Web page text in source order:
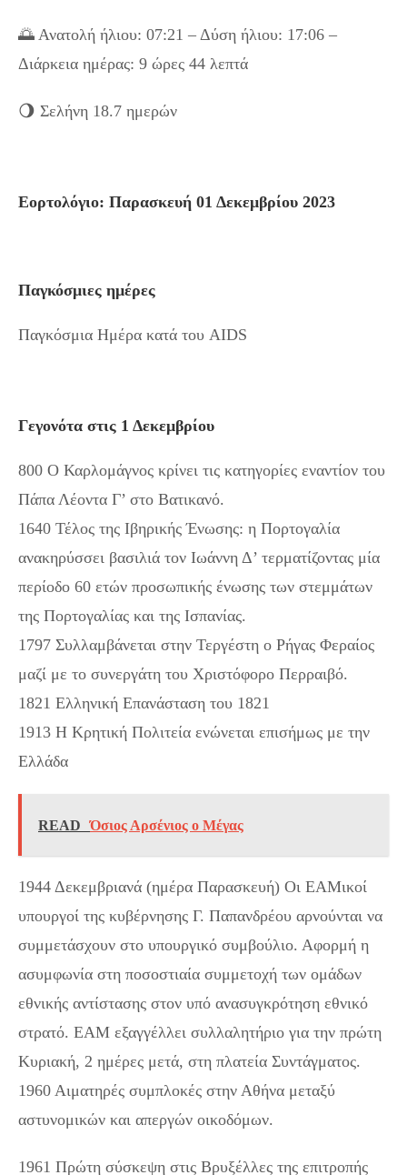
🌅 Ανατολή ήλιου: 07:21 – Δύση ήλιου: 17:06 –
Διάρκεια ημέρας: 9 ώρες 44 λεπτά
🌖 Σελήνη 18.7 ημερών
Εορτολόγιο: Παρασκευή 01 Δεκεμβρίου 2023
Παγκόσμιες ημέρες
Παγκόσμια Ημέρα κατά του AIDS
Γεγονότα στις 1 Δεκεμβρίου
800 Ο Καρλομάγνος κρίνει τις κατηγορίες εναντίον του
Πάπα Λέοντα Γ’ στο Βατικανό.
1640 Τέλος της Ιβηρικής Ένωσης: η Πορτογαλία
ανακηρύσσει βασιλιά τον Ιωάννη Δ’ τερματίζοντας μία
περίοδο 60 ετών προσωπικής ένωσης των στεμμάτων
της Πορτογαλίας και της Ισπανίας.
1797 Συλλαμβάνεται στην Τεργέστη ο Ρήγας Φεραίος
μαζί με το συνεργάτη του Χριστόφορο Περραιβό.
1821 Ελληνική Επανάσταση του 1821
1913 Η Κρητική Πολιτεία ενώνεται επισήμως με την
Ελλάδα
READ Όσιος Αρσένιος ο Μέγας
1944 Δεκεμβριανά (ημέρα Παρασκευή) Οι ΕΑΜικοί
υπουργοί της κυβέρνησης Γ. Παπανδρέου αρνούνται να
συμμετάσχουν στο υπουργικό συμβούλιο. Αφορμή η
ασυμφωνία στη ποσοστιαία συμμετοχή των ομάδων
εθνικής αντίστασης στον υπό ανασυγκρότηση εθνικό
στρατό. ΕΑΜ εξαγγέλλει συλλαλητήριο για την πρώτη
Κυριακή, 2 ημέρες μετά, στη πλατεία Συντάγματος.
1960 Αιματηρές συμπλοκές στην Αθήνα μεταξύ
αστυνομικών και απεργών οικοδόμων.
1961 Πρώτη σύσκεψη στις Βρυξέλλες της επιτροπής